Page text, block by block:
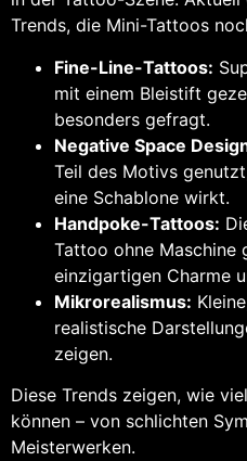
Trends, die Mini-Tattoos
Fine-Line-Tattoos:
mit einem Bleistift
besonders gefragt.
Negative Space
Teil des Motivs
eine Schablone wirkt.
Handpoke-Tattoos:
Tattoo ohne Maschine
einzigartigen Charme
Mikrorealismus:
realistische
zeigen.
Diese Trends zeigen, wie
können – von schlichten
Meisterwerken.